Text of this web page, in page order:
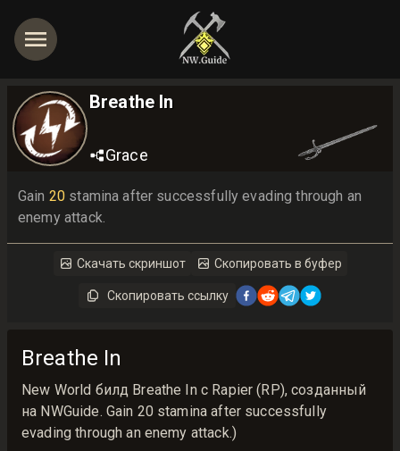
Breathe In
Grace
Gain 20 stamina after successfully evading through an
enemy attack.
Скачать скриншот Скопировать в буфер
Скопировать ссылку
Breathe In
New World билд Breathe In с Rapier (RP), созданный
на NWGuide. Gain 20 stamina after successfully
evading through an enemy attack.)